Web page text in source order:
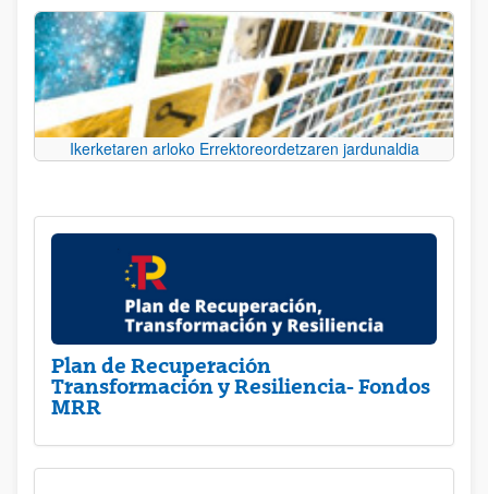
Ikerketaren arloko Errektoreordetzaren jardunaldia
Plan de Recuperación
Transformación y Resiliencia- Fondos
MRR